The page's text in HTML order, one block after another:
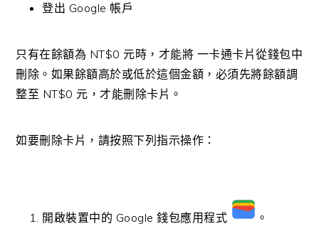
登出 Google 帳戶
只有在餘額為 NT$0 元時，才能將 一卡通卡片從錢包中
刪除。如果餘額高於或低於這個金額，必須先將餘額調
整至 NT$0 元，才能刪除卡片。
如要刪除卡片，請按照下列指示操作：
開啟裝置中的 Google 錢包應用程式 。